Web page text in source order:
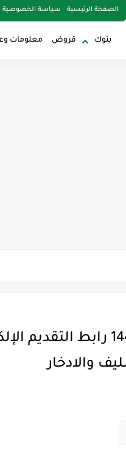
الصفحة الرئيسية سياسة الخصوصية
بنوك قروض معلومات
شروط قرض الترميم 1442
والادخار